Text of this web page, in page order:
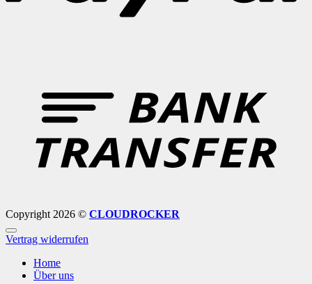
Copyright 2026 © CLOUDROCKER
Vertrag widerrufen
Home
Über uns